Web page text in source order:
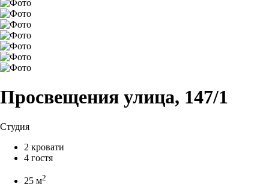
Просвещения улица, 147/1
Студия
2 кровати
4 гостя
25 м2